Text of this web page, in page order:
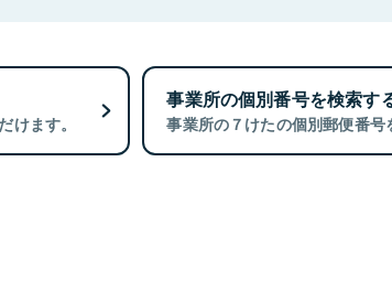
けます。
事業所の個別番号を検索す
事業所の７けたの個別郵便番号